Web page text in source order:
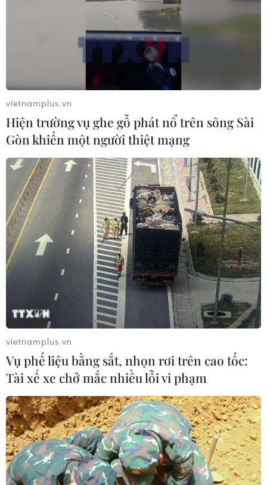
vietnamplus.vn
Hiện trường vụ ghe gỗ phát nổ trên sông Sài
Gòn khiến một người thiệt mạng
vietnamplus.vn
Vụ phế liệu bằng sắt, nhọn rơi trên cao tốc:
Tài xế xe chở mắc nhiều lỗi vi phạm